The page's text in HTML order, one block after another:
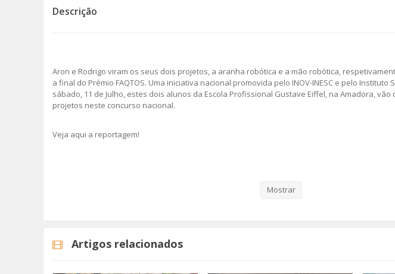
Descrição
Aron e Rodrigo viram os seus dois projetos, a aranha robótica e a mão robótica,
a final do Prémio FAQTOS. Uma iniciativa nacional promovida pelo INOV-INESC e pelo Instituto
sábado, 11 de Julho, estes dois alunos da Escola Profissional Gustave Eiffel, na Amadora,
projetos neste concurso nacional.
Veja aqui a reportagem!
Mostrar
Artigos relacionados